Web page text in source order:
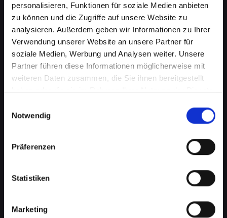
personalisieren, Funktionen für soziale Medien anbieten
zu können und die Zugriffe auf unsere Website zu
analysieren. Außerdem geben wir Informationen zu Ihrer
Verwendung unserer Website an unsere Partner für
soziale Medien, Werbung und Analysen weiter. Unsere
Partner führen diese Informationen möglicherweise mit
weiteren Daten zusammen, die Sie ihnen bereitgestellt
haben oder die sie im Rahmen Ihrer Nutzung der Dienste
Notwendig
Präferenzen
Statistiken
Marketing
Ladebuchsenprobleme bei
Ihrem IPHONE-11 in Abtenau?
Schnelle Reparatur verfügbar
Ein häufiges Problem bei Smartphones ist die
Beschädigung der Ladebuchse. Dies kann
richtig lädt oder die Verbindung zum